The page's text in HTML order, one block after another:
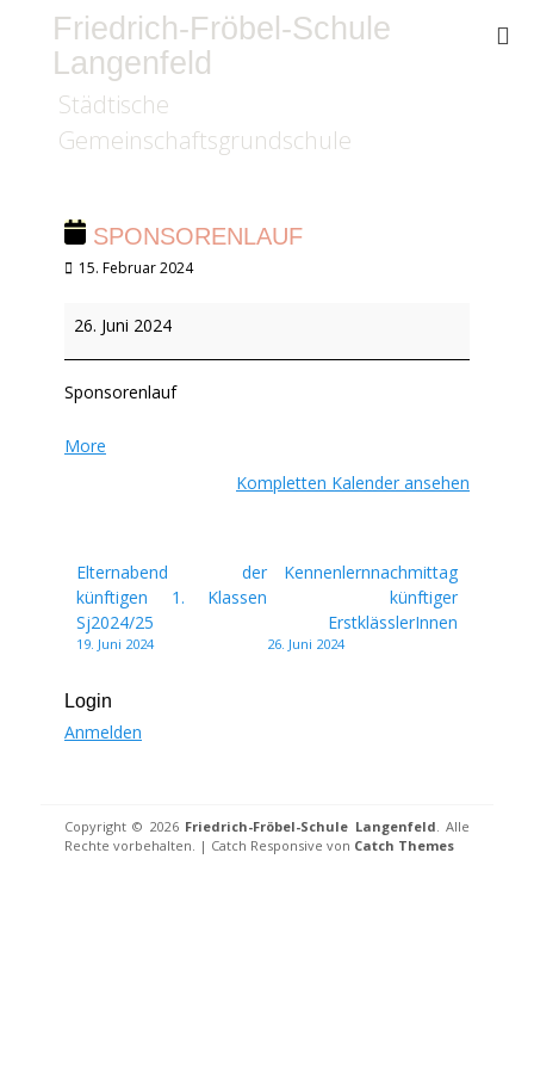
Friedrich-Fröbel-Schule
Langenfeld
Städtische
Gemeinschaftsgrundschule
SPONSORENLAUF
Veröffentlicht
15. Februar 2024
26. Juni 2024
Sponsorenlauf
More
Kompletten Kalender ansehen
Beitragsnavigation
Elternabend der
künftigen 1. Klassen
Sj2024/25
19. Juni 2024
Kennenlernnachmittag
künftiger
ErstklässlerInnen
26. Juni 2024
Login
Anmelden
Copyright © 2026 Friedrich-Fröbel-Schule Langenfeld . Alle
Rechte vorbehalten. | Catch Responsive von Catch Themes